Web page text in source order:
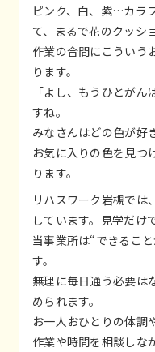
ピンク、白、紫…カラ
て、まるで花のクッシ
作業の合間にこういう
ります。
「よし、もうひとが
すね。
みなさんはどの色が好
お気に入りの色を見つ
ります。
リハスワーク岩槻では
しています。見学だけ
当事業所は“できるこ
す。
無理に毎日通う必要は
められます。
お一人おひとりの体調
作業や時間を相談しな